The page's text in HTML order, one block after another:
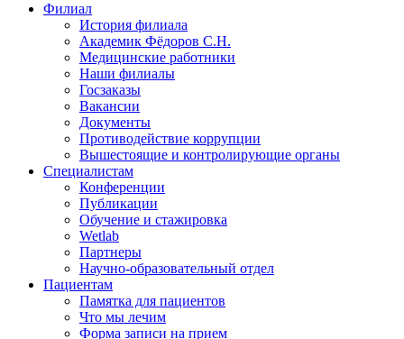
Филиал
История филиала
Академик Фёдоров С.Н.
Медицинские работники
Наши филиалы
Госзаказы
Вакансии
Документы
Противодействие коррупции
Вышестоящие и контролирующие органы
Специалистам
Конференции
Публикации
Обучение и стажировка
Wetlab
Партнеры
Научно-образовательный отдел
Пациентам
Памятка для пациентов
Что мы лечим
Форма записи на прием